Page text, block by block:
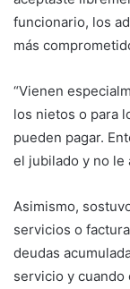
funcionario, los
más
“Vienen
los nietos o para
pueden pagar.
el jubilado y no le
Asimismo,
servicios o
deudas
servicio y cuando